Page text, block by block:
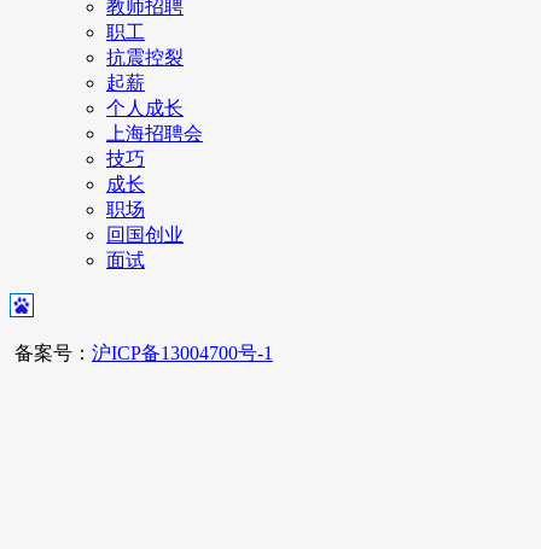
教师招聘
职工
抗震控裂
起薪
个人成长
上海招聘会
技巧
成长
职场
回国创业
面试
备案号： 沪ICP备13004700号-1